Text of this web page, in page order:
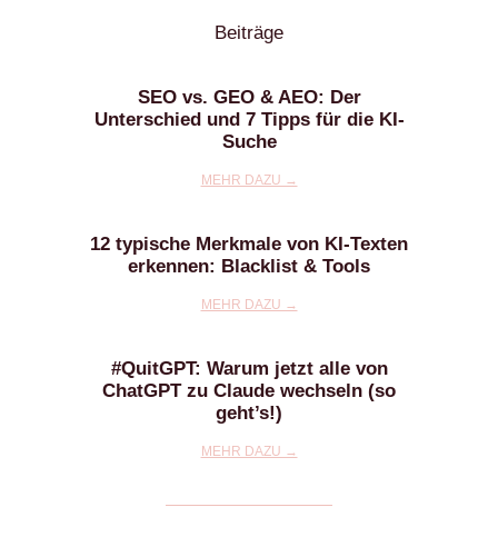
Beiträge
SEO vs. GEO & AEO: Der
Unterschied und 7 Tipps für die KI-
Suche
MEHR DAZU →
12 typische Merkmale von KI-Texten
erkennen: Blacklist & Tools
MEHR DAZU →
#QuitGPT: Warum jetzt alle von
ChatGPT zu Claude wechseln (so
geht’s!)
MEHR DAZU →